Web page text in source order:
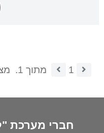
1 מתוך 1. מציג
חברי מערכת